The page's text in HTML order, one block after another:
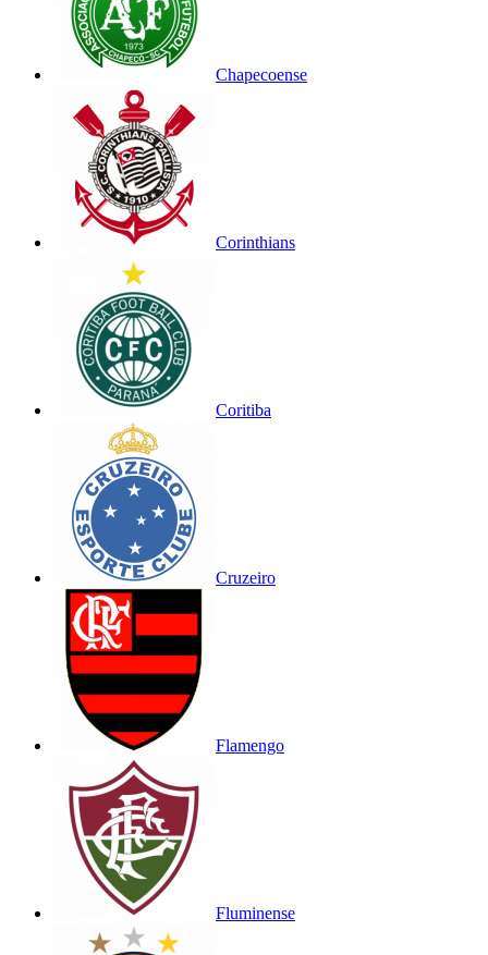
Chapecoense
Corinthians
Coritiba
Cruzeiro
Flamengo
Fluminense